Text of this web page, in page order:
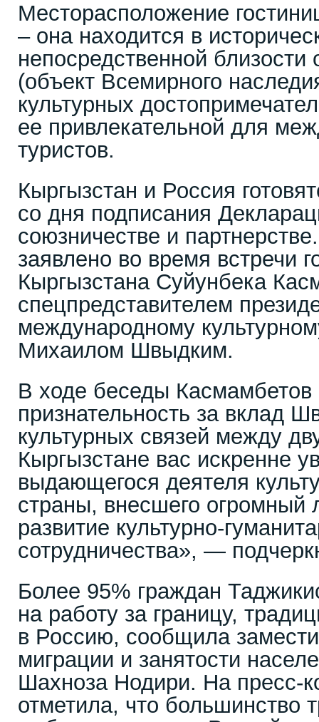
Месторасположение
– она находится в
непосредственной
(объект Всемирного
культурных
ее привлекательной для
туристов.
Кыргызстан и Россия
со дня подписания
союзничестве и
заявлено во время встречи
Кыргызстана Суйунбека
спецпредставителем
международному
Михаилом Швыдким.
В ходе беседы Касмамбетов
признательность за вклад
культурных связей между
Кыргызстане вас искренне
выдающегося деятеля
страны, внесшего огромный
развитие культурно-
сотрудничества», —
Более 95% граждан
на работу за границу,
в Россию, сообщила
миграции и занятости
Шахноза Нодири. На пресс-
отметила, что большинство